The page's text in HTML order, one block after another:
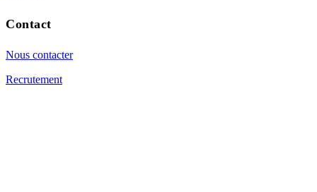
Contact
Nous contacter
Recrutement